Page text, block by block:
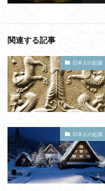
関連する記事
日本人の起源
日本人の起源